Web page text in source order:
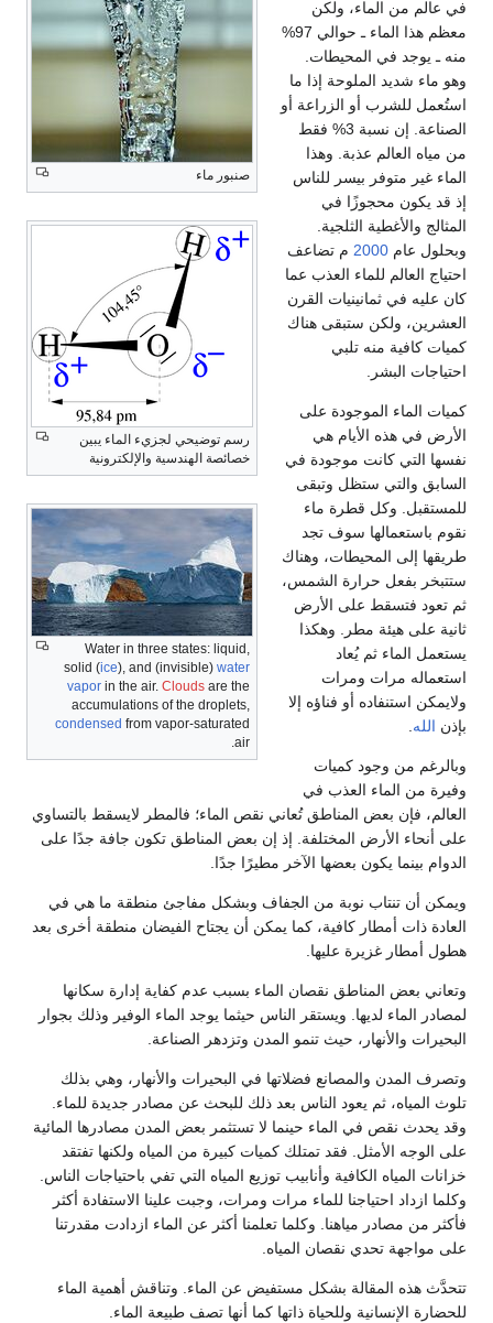
صنبور ماء
رسم توضيحي لجزيء الماء يبين
خصائصة الهندسية والإلكترونية
Water in three states: liquid,
solid (ice), and (invisible) water
vapor in the air. Clouds are the
accumulations of the droplets,
condensed from vapor-saturated
air.
في عالم من الماء، ولكن
معظم هذا الماء ـ حوالي 97%
منه ـ يوجد في المحيطات.
وهو ماء شديد الملوحة إذا ما
استُعمل للشرب أو الزراعة أو
الصناعة. إن نسبة 3% فقط
من مياه العالم عذبة. وهذا
الماء غير متوفر بيسر للناس
إذ قد يكون محجوزًا في
المثالج والأغطية الثلجية.
وبحلول عام 2000 م تضاعف
احتياج العالم للماء العذب عما
كان عليه في ثمانينيات القرن
العشرين، ولكن ستبقى هناك
كميات كافية منه تلبي
احتياجات البشر.
كميات الماء الموجودة على
الأرض في هذه الأيام هي
نفسها التي كانت موجودة في
السابق والتي ستظل وتبقى
للمستقبل. وكل قطرة ماء
نقوم باستعمالها سوف تجد
طريقها إلى المحيطات، وهناك
ستتبخر بفعل حرارة الشمس،
ثم تعود فتسقط على الأرض
ثانية على هيئة مطر. وهكذا
يستعمل الماء ثم يُعاد
استعماله مرات ومرات
ولايمكن استنفاده أو فناؤه إلا
بإذن الله
وبالرغم من وجود كميات
وفيرة من الماء العذب في
العالم، فإن بعض المناطق تُعاني نقص الماء؛ فالمطر لايسقط بالتساوي
على أنحاء الأرض المختلفة. إذ إن بعض المناطق تكون جافة جدًا على
الدوام بينما يكون بعضها الآخر مطيرًا جدًا.
ويمكن أن تنتاب نوبة من الجفاف وبشكل مفاجئ منطقة ما هي في
العادة ذات أمطار كافية، كما يمكن أن يجتاح الفيضان منطقة أخرى بعد
هطول أمطار غزيرة عليها.
وتعاني بعض المناطق نقصان الماء بسبب عدم كفاية إدارة سكانها
لمصادر الماء لديها. ويستقر الناس حيثما يوجد الماء الوفير وذلك بجوار
البحيرات والأنهار، حيث تنمو المدن وتزدهر الصناعة.
وتصرف المدن والمصانع فضلاتها في البحيرات والأنهار، وهي بذلك
تلوث المياه، ثم يعود الناس بعد ذلك للبحث عن مصادر جديدة للماء.
وقد يحدث نقص في الماء حينما لا تستثمر بعض المدن مصادرها المائية
على الوجه الأمثل. فقد تمتلك كميات كبيرة من المياه ولكنها تفتقد
خزانات المياه الكافية وأنابيب توزيع المياه التي تفي باحتياجات الناس.
وكلما ازداد احتياجنا للماء مرات ومرات، وجبت علينا الاستفادة أكثر
فأكثر من مصادر مياهنا. وكلما تعلمنا أكثر عن الماء ازدادت مقدرتنا
على مواجهة تحدي نقصان المياه.
تتحدَّث هذه المقالة بشكل مستفيض عن الماء. وتناقش أهمية الماء
للحضارة الإنسانية وللحياة ذاتها كما أنها تصف طبيعة الماء.